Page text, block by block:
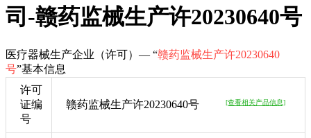
司-赣药监械生产许20230640号
医疗器械生产企业（许可）— “赣药监械生产许20230640
号”基本信息
许可
证编
号
赣药监械生产许20230640号 [查看相关产品信息]